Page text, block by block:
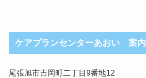
ケアプランセンターあおい 案内
尾張旭市吉岡町二丁目9番地12